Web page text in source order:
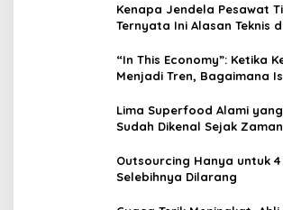
Kenapa Jendela Pesawat
Ternyata Ini Alasan Teknis
“In This Economy”: Ketika
Menjadi Tren, Bagaimana
Lima Superfood Alami
Sudah Dikenal Sejak
Outsourcing Hanya untuk 4
Selebihnya Dilarang